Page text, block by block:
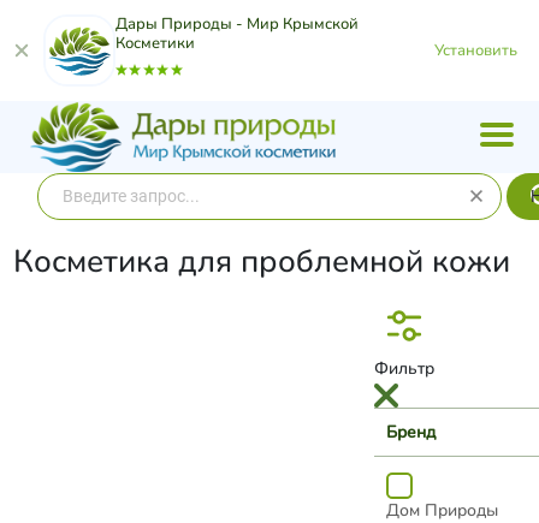
Дары Природы - Мир Крымской
Косметики
Установить
Косметика для проблемной кожи
Фильтр
Бренд
Дом Природы